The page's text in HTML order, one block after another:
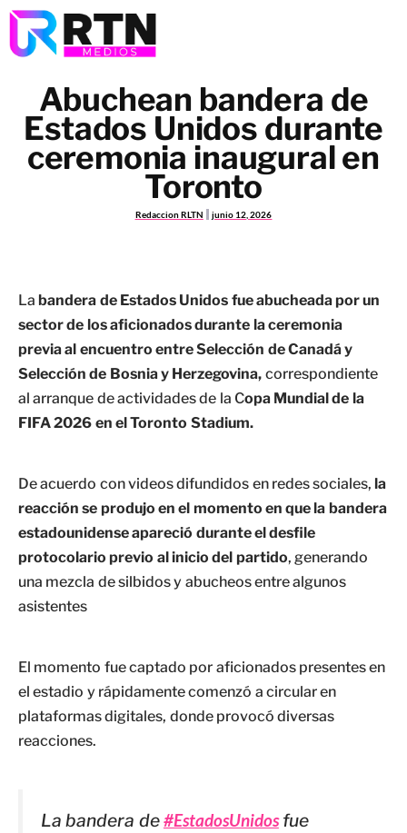
Abuchean bandera de
Estados Unidos durante
ceremonia inaugural en
Toronto
Redaccion RLTN junio 12, 2026
Labandera de Estados Unidos fue abucheada por un
sector de los aficionados durante la ceremonia
previa al encuentro entre Selección de Canadá y
Selección de Bosnia y Herzegovina, correspondiente
al arranque de actividades de la Copa Mundial de la
FIFA 2026 en el Toronto Stadium.
De acuerdo con videos difundidos en redes sociales,la
reacción se produjo en el momento en que la bandera
estadounidense apareció durante el desfile
protocolario previo al inicio del partido, generando
una mezcla de silbidos y abucheos entre algunos
asistentes
El momento fue captado por aficionados presentes en
el estadio y rápidamente comenzó a circular en
plataformas digitales, donde provocó diversas
reacciones.
La bandera de#EstadosUnidosfue